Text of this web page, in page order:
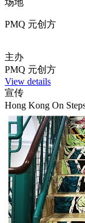
场地
PMQ 元创方
主办
PMQ 元创方
View details
宣传
Hong Kong On